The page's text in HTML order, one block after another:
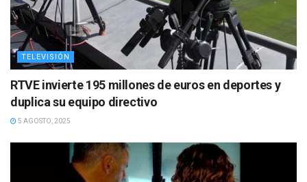
TELEVISIÓN
RTVE invierte 195 millones de euros en deportes y
duplica su equipo directivo
5 AGOSTO, 2025